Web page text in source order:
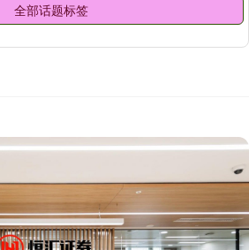
全部话题标签